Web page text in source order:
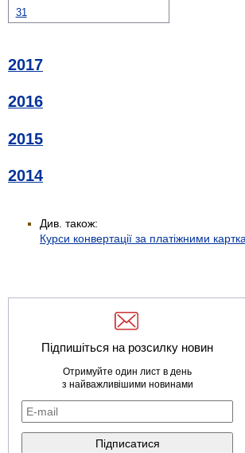
31
2017
2016
2015
2014
Див. також:
Курси конвертації за платіжними
Підпишіться на розсилку новин
Отримуйте один лист в день
з найважливішими новинами